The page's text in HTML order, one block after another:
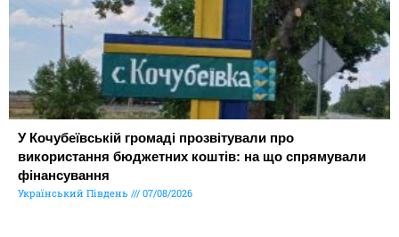
У Кочубеївській громаді прозвітували про
використання бюджетних коштів: на що спрямували
фінансування
Український Південь 07/08/2026